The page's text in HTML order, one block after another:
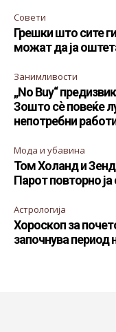
Совети
Грешки што сите
можат да ја
Занимливости
„No Buy“
Зошто сè повеќе
непотребни
Мода и убавина
Том Холанд и
Парот повторно
Астрологија
Хороскоп за
започнува период